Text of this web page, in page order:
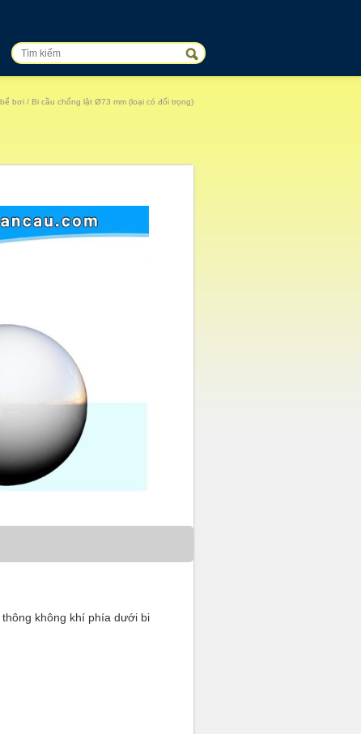
bơi / Bi cầu chống lật Ø73 mm (loại có đối trọng)
không khí phía dưới bi